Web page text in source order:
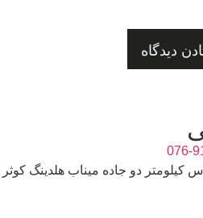
کیلومتر دو جاده میناب هلدینگ کوثر